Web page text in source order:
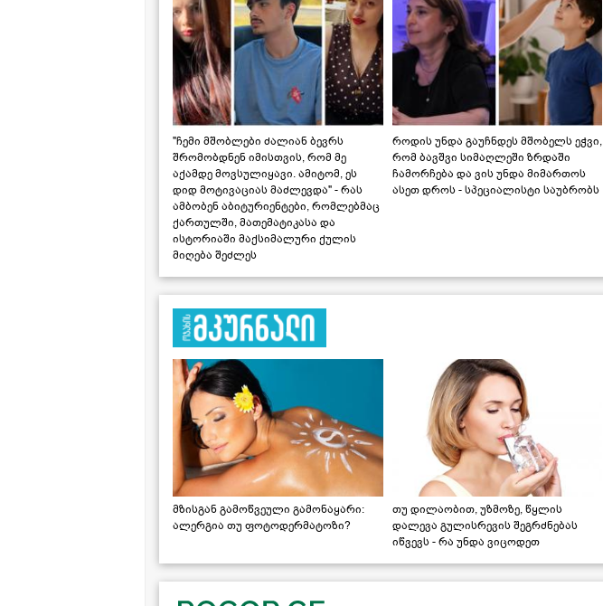
"ჩემი მშობლები ძალიან ბევრს
შრომობდნენ იმისთვის, რომ მე
აქამდე მოვსულიყავი. ამიტომ, ეს
დიდ მოტივაციას მაძლევდა" - რას
ამბობენ აბიტურიენტები, რომლებმაც
ქართულში, მათემატიკასა და
ისტორიაში მაქსიმალური ქულის
მიღება შეძლეს
როდის უნდა გაუჩნდეს მშობელს ეჭვი,
რომ ბავშვი სიმაღლეში ზრდაში
ჩამორჩება და ვის უნდა მიმართოს
ასეთ დროს - სპეციალისტი საუბრობს
მზისგან გამოწვეული გამონაყარი:
ალერგია თუ ფოტოდერმატოზი?
თუ დილაობით, უზმოზე, წყლის
დალევა გულისრევის შეგრძნებას
იწვევს - რა უნდა ვიცოდეთ